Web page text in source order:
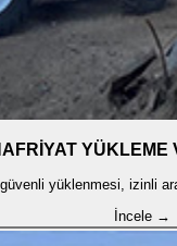
YÜKLEME
yüklenmesi, izinli
İncele →